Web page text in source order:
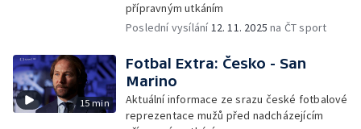
přípravným utkáním
Poslední vysílání12. 11. 2025 na ČT sport
15 min
Fotbal Extra: Česko - San
Marino
Aktuální informace ze srazu české fotbalové
reprezentace mužů před nadcházejícím